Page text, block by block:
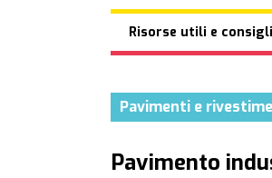
Risorse utili e consigli
Pavimenti e
Pavimento